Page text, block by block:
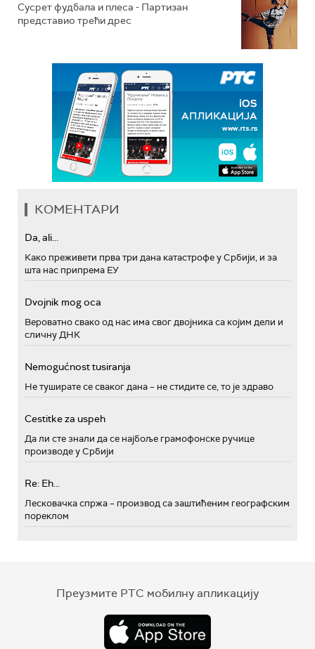
Сусрет фудбала и плеса - Партизан
представио трећи дрес
КОМЕНТАРИ
Da, ali...
Како преживети прва три дана катастрофе у Србији, и за
шта нас припрема ЕУ
Dvojnik mog oca
Вероватно свако од нас има свог двојника са којим дели и
сличну ДНК
Nemogućnost tusiranja
Не туширате се сваког дана – не стидите се, то је здраво
Cestitke za uspeh
Да ли сте знали да се најбоље грамофонске ручице
производе у Србији
Re: Eh...
Лесковачка спржа – производ са заштићеним географским
пореклом
Преузмите РТС мобилну апликацију